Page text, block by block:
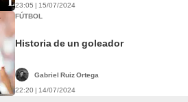
23:05 | 15/07/2024
FÚTBOL
Historia de un goleador
Gabriel Ruiz Ortega
22:20 | 14/07/2024